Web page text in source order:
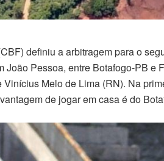
definiu a arbitragem para o
João Pessoa, entre Botafogo-PB
Melo de Lima (RN). Na
de jogar em casa é do